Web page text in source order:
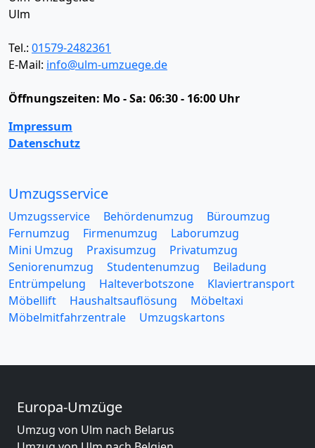
Ulm
Tel.: 01579-2482361
E-Mail: info@ulm-umzuege.de
Öffnungszeiten: Mo - Sa: 06:30 - 16:00 Uhr
Impressum
Datenschutz
Umzugsservice
Umzugsservice Behördenumzug
Büroumzug
Fernumzug
Firmenumzug
Laborumzug
Mini Umzug
Praxisumzug
Privatumzug
Seniorenumzug
Studentenumzug
Beiladung
Entrümpelung
Halteverbotszone
Klaviertransport
Möbellift
Haushaltsauflösung
Möbeltaxi
Möbelmitfahrzentrale
Umzugskartons
Europa-Umzüge
Umzug von Ulm nach Belarus